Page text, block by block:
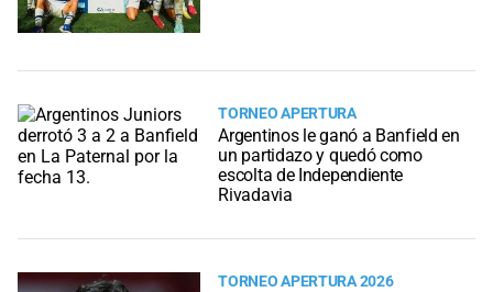
TORNEO APERTURA
Argentinos le ganó a Banfield en
un partidazo y quedó como
escolta de Independiente
Rivadavia
TORNEO APERTURA 2026